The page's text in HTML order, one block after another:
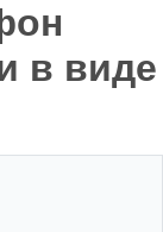
в виде